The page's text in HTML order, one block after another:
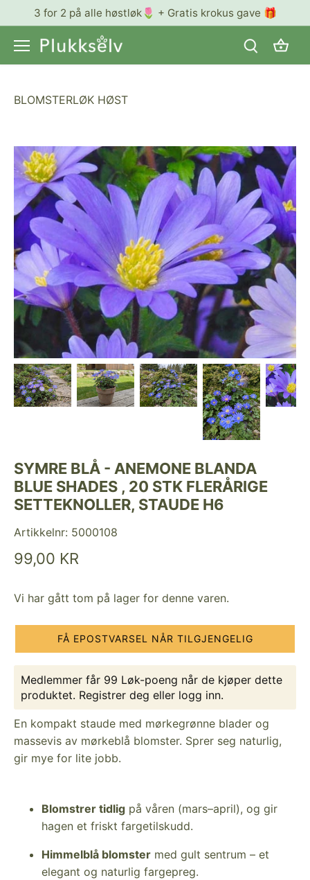
til
innhold
3 for 2 på alle høstløk🌷 + Gratis krokus gave 🎁
BLOMSTERLØK HØST
SYMRE BLÅ - ANEMONE BLANDA
BLUE SHADES , 20 STK FLERÅRIGE
SETTEKNOLLER, STAUDE H6
Artikkelnr: 5000108
99,00 KR
Vi har gått tom på lager for denne varen.
FÅ EPOSTVARSEL NÅR TILGJENGELIG
Medlemmer får 99 Løk-poeng når de kjøper dette
produktet. Registrer deg eller logg inn.
En kompakt staude med mørkegrønne blader og
massevis av mørkeblå blomster. Sprer seg naturlig,
gir mye for lite jobb.
Blomstrer tidlig på våren (mars–april), og gir
hagen et friskt fargetilskudd.
Himmelblå blomster med gult sentrum – et
elegant og naturlig fargepreg.